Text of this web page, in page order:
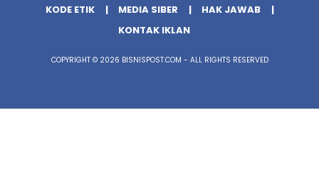
KODE ETIK
MEDIA SIBER
HAK JAWAB
KONTAK IKLAN
COPYRIGHT © 2026 BISNISPOST.COM - ALL RIGHTS RESERVED